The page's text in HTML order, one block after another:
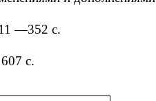
—352 с.
с.